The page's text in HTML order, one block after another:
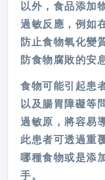
以外，食品添加
過敏反應，例如
防止食物氧化變
防食物腐敗的安
食物可能引起患
以及腸胃障礙等
過敏原，將容易
此患者可透過重
哪種食物或是添
手。